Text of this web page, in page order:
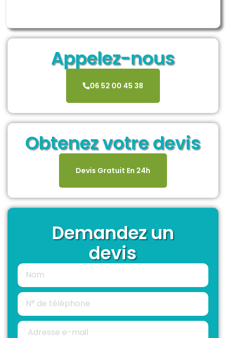
Appelez-nous
06 52 00 45 38
Obtenez votre devis
Devis Gratuit En 24h
Demandez un
devis